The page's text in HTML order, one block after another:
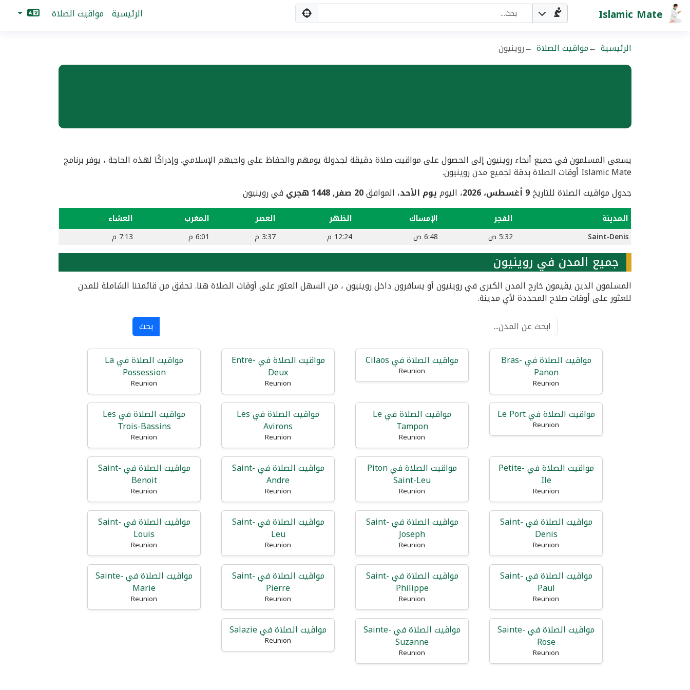
Islamic Mate الرئيسية مواقيت الصلاة
الرئيسية مواقيت الصلاة روينيون
يسعى المسلمون في جميع أنحاء روينيون إلى الحصول على مواقيت صلاة دقيقة لجدولة يومهم والحفاظ على واجبهم الإسلامي. وإدراكًا لهذه الحاجة ، يوفر برنامج
Islamic Mate أوقات الصلاة بدقة لجميع مدن روينيون.
جدول مواقيت الصلاة للتاريخ9 أغسطس، 2026 ، اليوميوم الأحد، الموافق20 صفر, 1448 هجري في روينيون
المدينة الفجر الإمساك الظهر العصر المغرب العشاء
Saint-Denis 5:32 ص 6:48 ص 12:24 م 3:37 م 6:01 م 7:13 م
جميع المدن في روينيون
المسلمون الذين يقيمون خارج المدن الكبرى في روينيون أو يسافرون داخل روينيون ، من السهل العثور على أوقات الصلاة هنا. تحقق من قائمتنا الشاملة للمدن
للعثور على أوقات صلاح المحددة لأي مدينة.
بحث
مواقيت الصلاة في Bras-
Panon
Reunion
مواقيت الصلاة في Cilaos
Reunion
مواقيت الصلاة في Entre-
Deux
Reunion
مواقيت الصلاة في La
Possession
Reunion
مواقيت الصلاة في Le Port
Reunion
مواقيت الصلاة في Le
Tampon
Reunion
مواقيت الصلاة في Les
Avirons
Reunion
مواقيت الصلاة في Les
Trois-Bassins
Reunion
مواقيت الصلاة في Petite-
Ile
Reunion
مواقيت الصلاة في Piton
Saint-Leu
Reunion
مواقيت الصلاة في Saint-
Andre
Reunion
مواقيت الصلاة في Saint-
Benoit
Reunion
مواقيت الصلاة في Saint-
Denis
Reunion
مواقيت الصلاة في Saint-
Joseph
Reunion
مواقيت الصلاة في Saint-
Leu
Reunion
مواقيت الصلاة في Saint-
Louis
Reunion
مواقيت الصلاة في Saint-
Paul
Reunion
مواقيت الصلاة في Saint-
Philippe
Reunion
مواقيت الصلاة في Saint-
Pierre
Reunion
مواقيت الصلاة في Sainte-
Marie
Reunion
مواقيت الصلاة في Sainte-
Rose
Reunion
مواقيت الصلاة في Sainte-
Suzanne
Reunion
مواقيت الصلاة في Salazie
Reunion